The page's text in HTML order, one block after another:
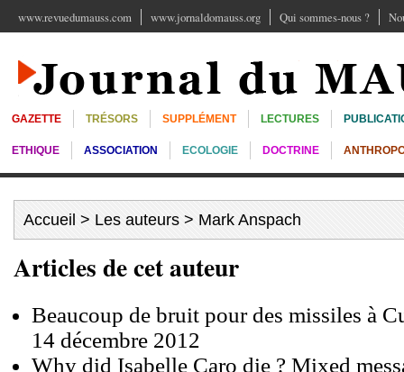
www.revuedumauss.com www.jornaldomauss.org Qui sommes-nous ?
GAZETTE TRÉSORS SUPPLÉMENT LECTURES
ETHIQUE ASSOCIATION ECOLOGIE DOCTRINE
Accueil > Les auteurs > Mark Anspach
Articles de cet auteur
Beaucoup de bruit pour des missiles à
14 décembre 2012
Why did Isabelle Caro die ? Mixed